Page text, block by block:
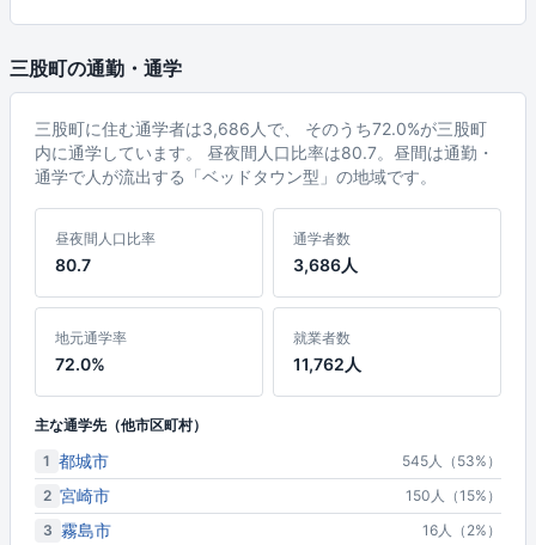
三股町の通勤・通学
三股町に住む通学者は3,686人で、 そのうち72.0%が三股町
内に通学しています。 昼夜間人口比率は80.7。昼間は通勤・
通学で人が流出する「ベッドタウン型」の地域です。
昼夜間人口比率
80.7
通学者数
3,686人
地元通学率
72.0%
就業者数
11,762人
主な通学先（他市区町村）
1 都城市
545人（53%）
2 宮崎市
150人（15%）
3 霧島市
16人（2%）